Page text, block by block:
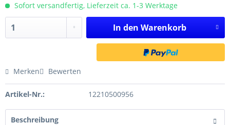
Sofort versandfertig, Lieferzeit ca. 1-3 Werktage
In den Warenkorb
Merken Bewerten
Artikel-Nr.: 12210500956
Beschreibung